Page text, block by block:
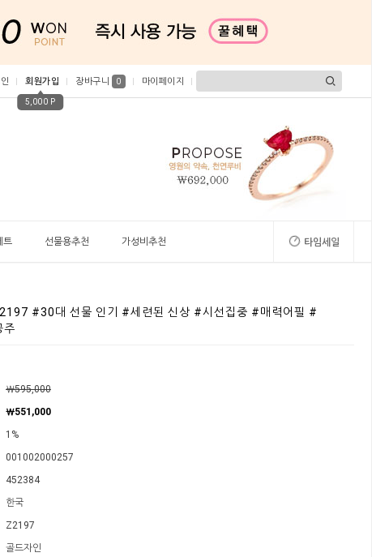
회원가입
5,000 P
장바구니 0 마이페이지
트 선물용추천 가성비추천 타임세일
#30대 선물 인기 #세련된 신상 #시선집중 #매력어필 #
주
￦595,000
￦551,000
1%
001002000257
452384
한국
Z2197
골드자인